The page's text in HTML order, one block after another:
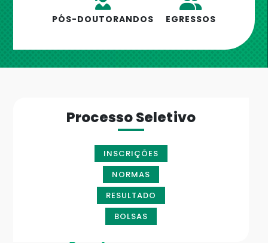
PÓS-DOUTORANDOS EGRESSOS
Processo Seletivo
INSCRIÇÕES
NORMAS
RESULTADO
BOLSAS